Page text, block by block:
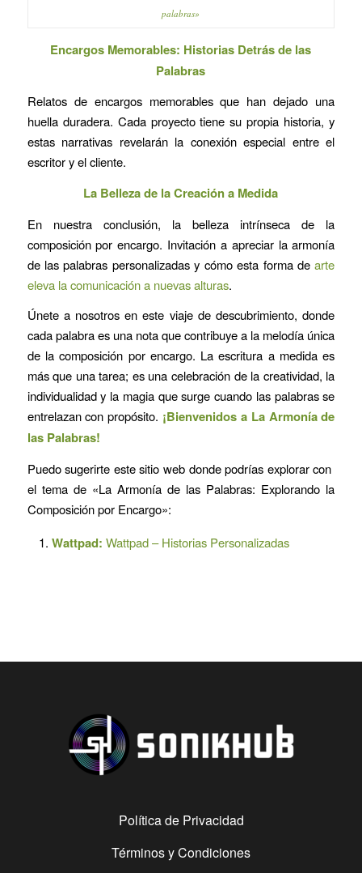
palabras»
Encargos Memorables: Historias Detrás de las
Palabras
Relatos de encargos memorables que han dejado una
huella duradera. Cada proyecto tiene su propia historia, y
estas narrativas revelarán la conexión especial entre el
escritor y el cliente.
La Belleza de la Creación a Medida
En nuestra conclusión, la belleza intrínseca de la
composición por encargo. Invitación a apreciar la armonía
de las palabras personalizadas y cómo esta forma dearte
eleva la comunicación a nuevas alturas.
Únete a nosotros en este viaje de descubrimiento, donde
cada palabra es una nota que contribuye a la melodía única
de la composición por encargo. La escritura a medida es
más que una tarea; es una celebración de la creatividad, la
individualidad y la magia que surge cuando las palabras se
entrelazan con propósito. ¡Bienvenidos a La Armonía de
las Palabras!
Puedo sugerirte este sitio web donde podrías explorar con
el tema de «La Armonía de las Palabras: Explorando la
Composición por Encargo»:
Wattpad: Wattpad – Historias Personalizadas
Política de Privacidad
Términos y Condiciones